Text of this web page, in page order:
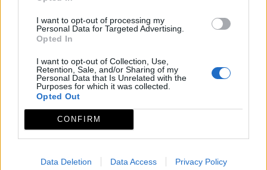
I want to opt-out of processing my
Personal Data for Targeted Advertising.
Opted In
I want to opt-out of Collection, Use,
Retention, Sale, and/or Sharing of my
Personal Data that Is Unrelated with the
Purposes for which it was collected.
Opted Out
CONFIRM
Data Deletion Data Access Privacy Policy
Planes de primavera en
Extremadura Rural…¡Un lujo
para los sentidos!
¡Ya es primavera en Extremadura Rural! Sus 24
comarcas se convierten en un espectacular
escenario lleno...
Leer más